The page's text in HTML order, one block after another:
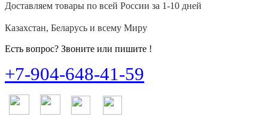
Доставляем товары по всей России за 1-10 дней
Казахстан, Беларусь и всему Миру
Есть вопрос? Звоните или пишите !
+7-904-648-41-59